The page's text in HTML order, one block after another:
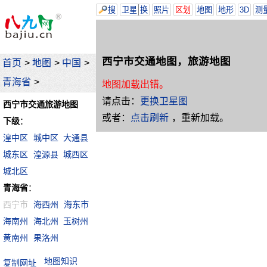
首页 > 地图 > 中国 >
青海省 >
西宁市交通旅游地图
下级：
湟中区
城中区 大通县
城东区
湟源县 城西区
城北区
青海省：
西宁市 海西州
海东市
海南州
海北州
玉树州
黄南州
果洛州
地图知识
搜 卫星 换 照片 区划 地图 地形 3D 测
西宁市交通地图，旅游地图
地图加载出错。
请点击：
更换卫星图
或者：
点击刷新 ，重新加载。